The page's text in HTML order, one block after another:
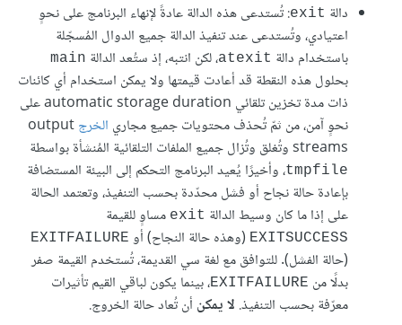
دالة exit: تُستدعى هذه الدالة عادةً لإنهاء البرنامج على نحوٍ
اعتيادي، وتُستدعى عند تنفيذ الدالة جميع الدوال المُسجّلة
باستخدام دالة atexit، لكن انتبه، إذ ستُعد الدالة main
بحلول هذه النقطة قد أعادت قيمتها ولا يمكن استخدام أي كائنات
ذات مدة تخزين تلقائي automatic storage duration على
نحوٍ آمن، من ثمّ تُحذف محتويات جميع مجاري الخرجoutput
streams وتُغلق وتُزال جميع الملفات التلقائية المُنشأة بواسطة
tmpfile، وأخيرًا يُعيد البرنامج التحكم إلى البيئة المستضافة
بإعادة حالة نجاح أو فشل محدّدة بحسب التنفيذ، وتعتمد الحالة
على إذا ما كان وسيط الدالة exit مساوٍ للقيمة
EXITSUCCESS (وهذه حالة النجاح) أو EXITFAILURE
(حالة الفشل). للتوافق مع لغة سي القديمة، تُستخدم القيمة صفر
بدلًا من EXITFAILURE، بينما يكون لباقي القيم تأثيرات
معرّفة بحسب التنفيذ. لا يمكن أن تُعاد حالة الخروج.